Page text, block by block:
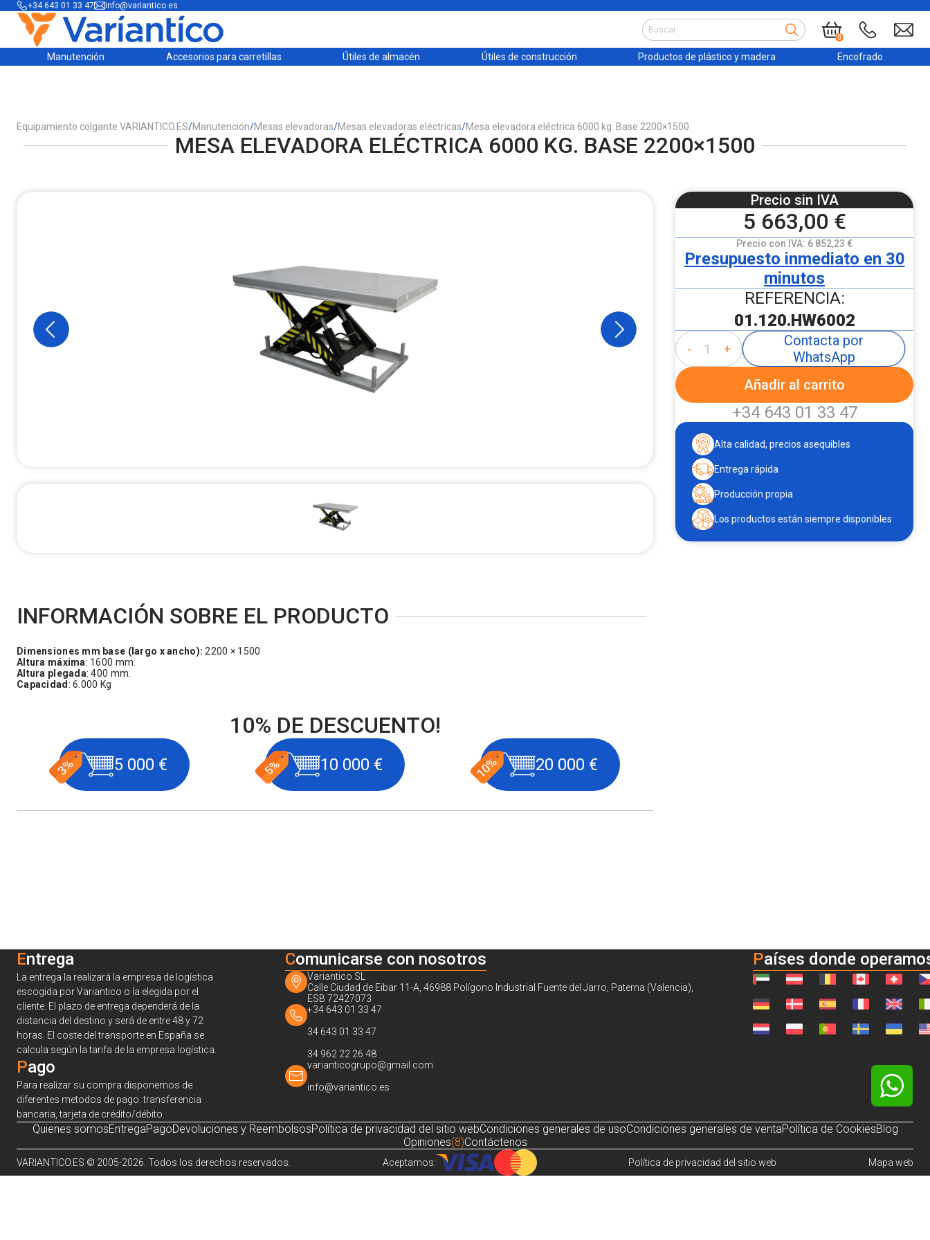
+34 643 01 33 47 info@variantico.es
0
Manutención Accesorios para carretillas Útiles de almacén Útiles de construcción Productos de plástico y madera Encofrado
Equipamiento colgante VARIANTICO.ES/Manutención/Mesas elevadoras/Mesas elevadoras eléctricas/Mesa elevadora eléctrica 6000 kg. Base 2200×1500
MESA ELEVADORA ELÉCTRICA 6000 KG. BASE 2200×1500
INFORMACIÓN SOBRE EL PRODUCTO
Dimensiones mm base (largo x ancho):2200 × 1500
Altura máxima: 1600 mm.
Altura plegada: 400 mm.
Capacidad : 6.000 Kg
10% DE DESCUENTO!
5 000 € 10 000 € 20 000 €
Precio sin IVA
5 663,00 €
Precio con IVA: 6 852,23 €
Presupuesto inmediato en 30
minutos
REFERENCIA:
01.120.HW6002
- +
Contacta por
WhatsApp
Añadir al carrito
+34 643 01 33 47
Alta calidad, precios asequibles
Entrega rápida
Producción propia
Los productos están siempre disponibles
Entrega
La entrega la realizará la empresa de logística
escogida por Variantico o la elegida por el
cliente. El plazo de entrega dependerá de la
distancia del destino y será de entre 48 y 72
horas. El coste del transporte en España se
calcula según la tarifa de la empresa logística.
Pago
Para realizar su compra disponemos de
diferentes metodos de pago: transferencia
bancaria, tarjeta de crédito/débito.
Comunicarse con nosotros
Variantico SL
Calle Ciudad de Eibar 11-A, 46988 Polígono Industrial Fuente del Jarro, Paterna (Valencia),
ESB 72427073
+34 643 01 33 47
34 643 01 33 47
34 962 22 26 48
varianticogrupo@gmail.com
info@variantico.es
Países donde
Quienes somosEntregaPagoDevoluciones y ReembolsosPolítica de privacidad del sitio webCondiciones generales de usoCondiciones generales de ventaPolítica de CookiesBlog
Opiniones(8)Contáctenos
VARIANTICO.ES © 2005-2026. Todos los derechos reservados. Aceptamos: Política de privacidad del sitio web Mapa web